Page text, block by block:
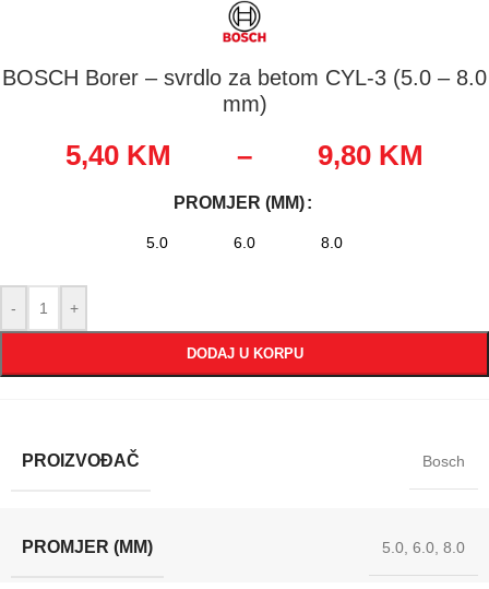
BOSCH Borer – svrdlo za betom CYL-3 (5.0 – 8.0
mm)
5,40 KM – 9,80 KM
PROMJER (MM)
5.0 6.0 8.0
- +
DODAJ U KORPU
PROIZVOĐAČ Bosch
PROMJER (MM) 5.0, 6.0, 8.0